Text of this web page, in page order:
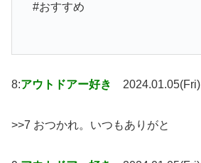
#おすすめ
8:アウトドアー好き 2024.01.05(Fri)
>>7 おつかれ。いつもありがと